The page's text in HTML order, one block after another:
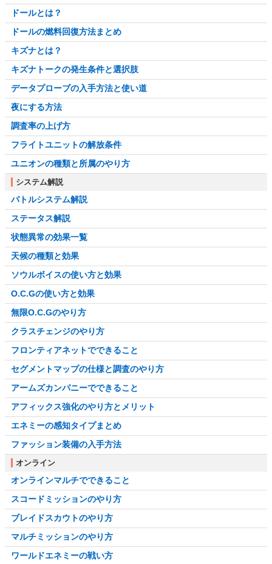
ドールとは？
ドールの燃料回復方法まとめ
キズナとは？
キズナトークの発生条件と選択肢
データプローブの入手方法と使い道
夜にする方法
調査率の上げ方
フライトユニットの解放条件
ユニオンの種類と所属のやり方
システム解説
バトルシステム解説
ステータス解説
状態異常の効果一覧
天候の種類と効果
ソウルボイスの使い方と効果
O.C.Gの使い方と効果
無限O.C.Gのやり方
クラスチェンジのやり方
フロンティアネットでできること
セグメントマップの仕様と調査のやり方
アームズカンパニーでできること
アフィックス強化のやり方とメリット
エネミーの感知タイプまとめ
ファッション装備の入手方法
オンライン
オンラインマルチでできること
スコードミッションのやり方
ブレイドスカウトのやり方
マルチミッションのやり方
ワールドエネミーの戦い方